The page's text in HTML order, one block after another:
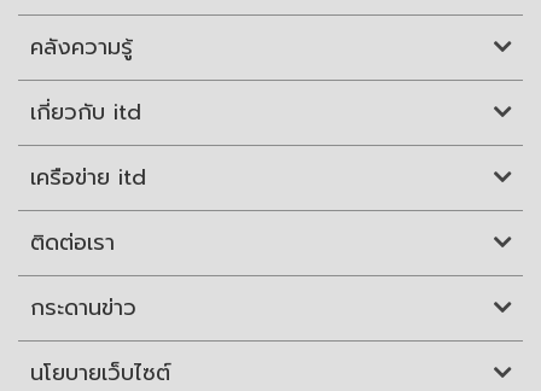
คลังความรู้
เกี่ยวกับ itd
เครือข่าย itd
ติดต่อเรา
กระดานข่าว
นโยบายเว็บไซต์